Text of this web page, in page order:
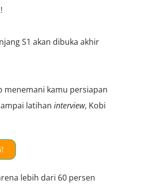
S1 akan dibuka akhir
menemani kamu persiapan
latihan interview, Kobi
lebih dari 60 persen